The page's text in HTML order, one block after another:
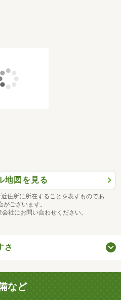
地図を見る
住所に所在することを表すものであ
ございます。
社にお問い合わせください。
さ
など